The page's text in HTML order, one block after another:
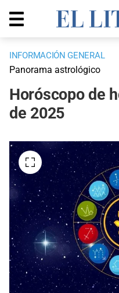
INFORMACIÓN GENERAL
Panorama astrológico
Horóscopo de
de 2025